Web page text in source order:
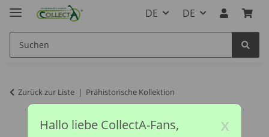
DE DE
Zurück zur Liste Prähistorische Kollektion
x
Hallo liebe CollectA-Fans,